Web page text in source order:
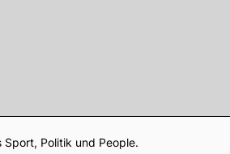
Politik und People.